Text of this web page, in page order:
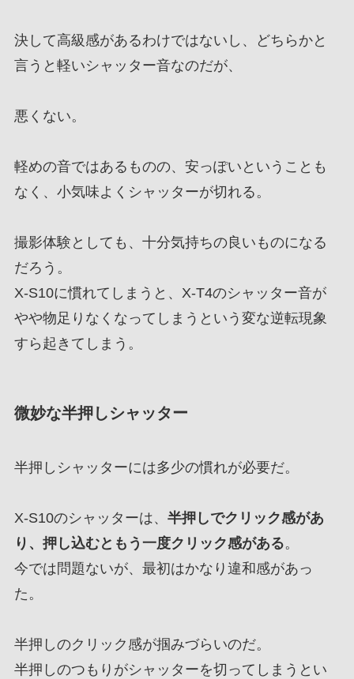
決して高級感があるわけではないし、どちらかと
言うと軽いシャッター音なのだが、
悪くない。
軽めの音ではあるものの、安っぽいということも
なく、小気味よくシャッターが切れる。
撮影体験としても、十分気持ちの良いものになる
だろう。
X-S10に慣れてしまうと、X-T4のシャッター音が
やや物足りなくなってしまうという変な逆転現象
すら起きてしまう。
微妙な半押しシャッター
半押しシャッターには多少の慣れが必要だ。
X-S10のシャッターは、 半押しでクリック感があ
り、押し込むともう一度クリック感がある。
今では問題ないが、最初はかなり違和感があっ
た。
半押しのクリック感が掴みづらいのだ。
半押しのつもりがシャッターを切ってしまうとい